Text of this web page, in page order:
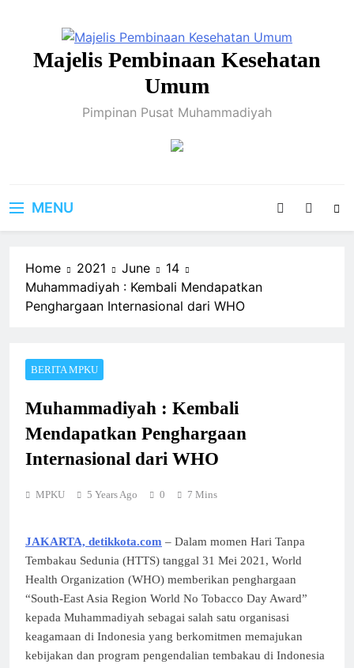
Majelis Pembinaan Kesehatan
Umum
Pimpinan Pusat Muhammadiyah
MENU
Home 2021 June
14
Muhammadiyah : Kembali Mendapatkan
Penghargaan Internasional dari WHO
BERITA MPKU
Muhammadiyah : Kembali
Mendapatkan Penghargaan
Internasional dari WHO
MPKU 5 Years Ago 0 7 Mins
JAKARTA, detikkota.com – Dalam momen Hari Tanpa
Tembakau Sedunia (HTTS) tanggal 31 Mei 2021, World
Health Organization (WHO) memberikan penghargaan
“South-East Asia Region World No Tobacco Day Award”
kepada Muhammadiyah sebagai salah satu organisasi
keagamaan di Indonesia yang berkomitmen memajukan
kebijakan dan program pengendalian tembakau di Indonesia